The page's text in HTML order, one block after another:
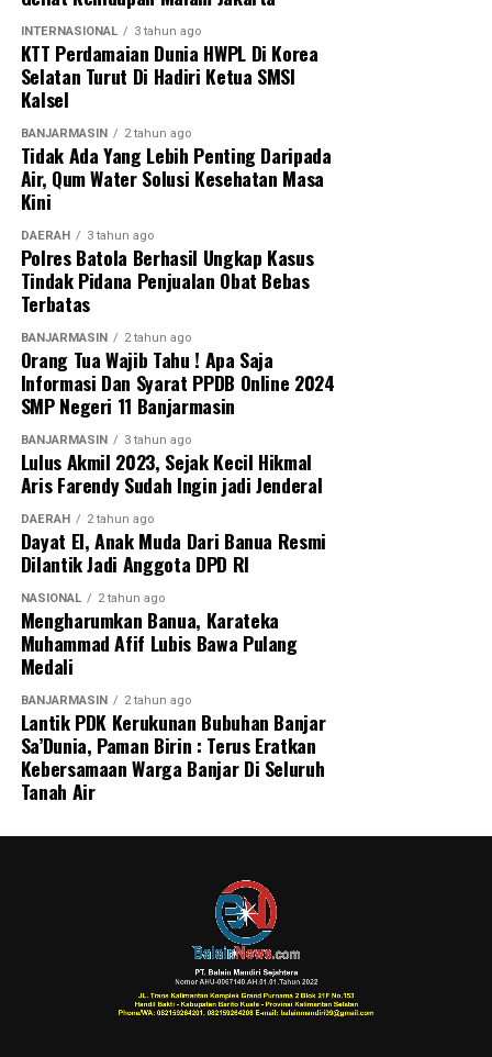
INTERNASIONAL 3 tahun ago
KTT Perdamaian Dunia HWPL Di Korea
Selatan Turut Di Hadiri Ketua SMSI
Kalsel
BANJARMASIN 2 tahun ago
Tidak Ada Yang Lebih Penting Daripada
Air, Qum Water Solusi Kesehatan Masa
Kini
DAERAH 3 tahun ago
Polres Batola Berhasil Ungkap Kasus
Tindak Pidana Penjualan Obat Bebas
Terbatas
BANJARMASIN 2 tahun ago
Orang Tua Wajib Tahu ! Apa Saja
Informasi Dan Syarat PPDB Online 2024
SMP Negeri 11 Banjarmasin
BANJARMASIN 3 tahun ago
Lulus Akmil 2023, Sejak Kecil Hikmal
Aris Farendy Sudah Ingin jadi Jenderal
DAERAH 2 tahun ago
Dayat El, Anak Muda Dari Banua Resmi
Dilantik Jadi Anggota DPD RI
NASIONAL 2 tahun ago
Mengharumkan Banua, Karateka
Muhammad Afif Lubis Bawa Pulang
Medali
BANJARMASIN 2 tahun ago
Lantik PDK Kerukunan Bubuhan Banjar
Sa’Dunia, Paman Birin : Terus Eratkan
Kebersamaan Warga Banjar Di Seluruh
Tanah Air